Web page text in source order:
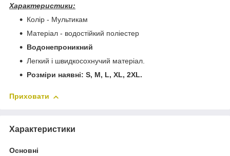
Характеристики:
Колір - Мультикам
Матеріал - водостійкий поліестер
Водонепроникний
Легкий і швидкосохнучий матеріал.
Розміри наявні: S, M, L, XL, 2XL.
Приховати
Характеристики
Основні